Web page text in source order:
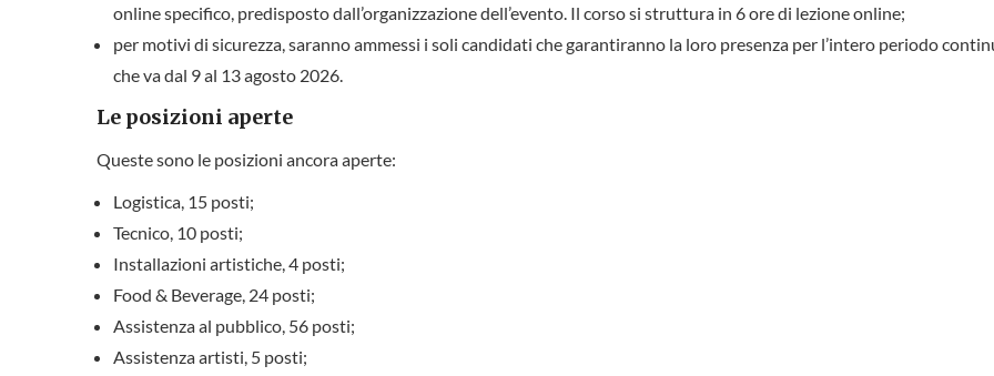
online specifico, predisposto dall’organizzazione dell’evento. Il corso si struttura in 6 ore di lezione online;
per motivi di sicurezza, saranno ammessi i soli candidati che garantiranno la loro presenza per l’intero periodo
che va dal 9 al 13 agosto 2026.
Le posizioni aperte
Queste sono le posizioni ancora aperte:
Logistica, 15 posti;
Tecnico, 10 posti;
Installazioni artistiche, 4 posti;
Food & Beverage, 24 posti;
Assistenza al pubblico, 56 posti;
Assistenza artisti, 5 posti;